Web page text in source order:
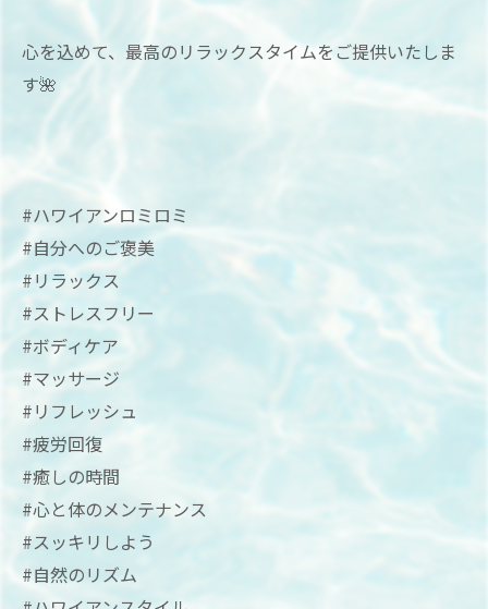
心を込めて、最高のリラックスタイムをご提供いたしま
す🌺
#ハワイアンロミロミ
#自分へのご褒美
#リラックス
#ストレスフリー
#ボディケア
#マッサージ
#リフレッシュ
#疲労回復
#癒しの時間
#心と体のメンテナンス
#スッキリしよう
#自然のリズム